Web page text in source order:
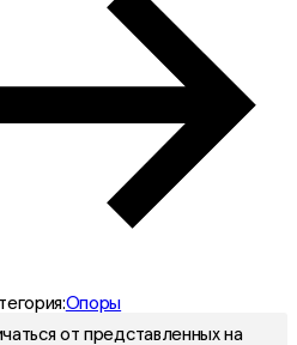
Опоры
от представленных на